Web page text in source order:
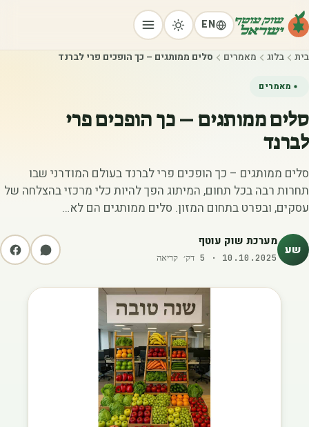
EN
בית בלוג מאמרים סלים ממותגים – כך הופכים פרי לברנד
מאמרים
סלים ממותגים – כך הופכים פרי
לברנד
סלים ממותגים – כך הופכים פרי לברנד בעולם המודרני שבו
תחרות רבה בכל תחום, המיתוג הפך להיות כלי מרכזי בהצלחה של
עסקים, ובפרט בתחום המזון. סלים ממותגים הם לא…
שע מערכת שוק עוטף
10.10.2025
·
5 דק׳ קריאה